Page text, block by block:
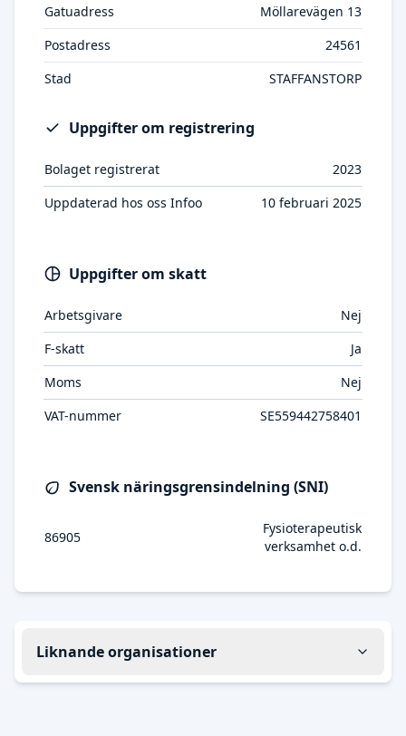
Gatuadress
Möllarevägen 13
Postadress
24561
Stad
STAFFANSTORP
Uppgifter om registrering
Bolaget registrerat
2023
Uppdaterad hos oss Infoo
10 februari 2025
Uppgifter om skatt
Arbetsgivare
Nej
F-skatt
Ja
Moms
Nej
VAT-nummer
SE559442758401
Svensk näringsgrensindelning (SNI)
86905
Fysioterapeutisk
verksamhet o.d.
Liknande organisationer